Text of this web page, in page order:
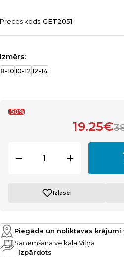
Preces kods: GET2051
Izmērs:
8-1010-1212-14
-50%
19.25€
Izlasei
Piegāde un noliktavas krājumi
Saņemšana veikalā Viļņā
Izpārdots